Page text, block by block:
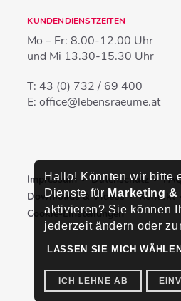
KUNDENDIENSTZEITEN
Mo – Fr: 8.00-12.00 Uhr
und Mi 13.30-15.30 Uhr
T:43 (0) 732 / 69 400
E:office@lebensraeume.at
Impressum Datenschutz
Downloads & Videos
Kontakt
Cookie-Einstellungen
Hallo! Könnten wir bitte
Dienste für Marketing
aktivieren? Sie können
jederzeit ändern oder
LASSEN SIE MICH WÄHLEN
ICH LEHNE AB